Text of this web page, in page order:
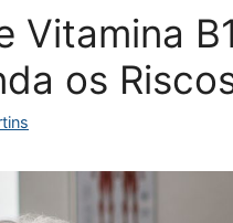
Vitamina
os